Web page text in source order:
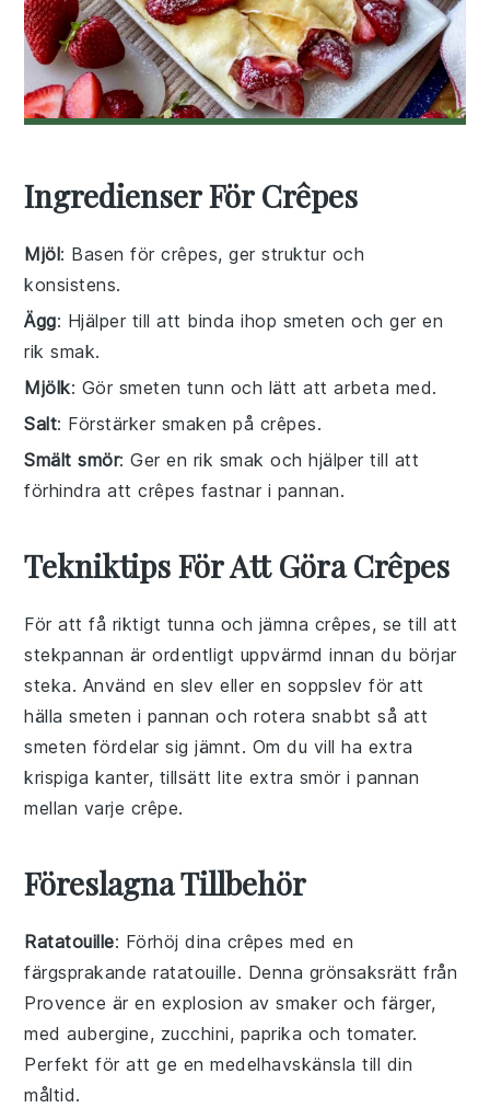
Ingredienser För Crêpes
Mjöl: Basen för crêpes, ger struktur och
konsistens.
Ägg: Hjälper till att binda ihop smeten och ger en
rik smak.
Mjölk: Gör smeten tunn och lätt att arbeta med.
Salt: Förstärker smaken på crêpes.
Smält smör: Ger en rik smak och hjälper till att
förhindra att crêpes fastnar i pannan.
Tekniktips För Att Göra Crêpes
För att få riktigt tunna och jämna crêpes, se till att
stekpannan är ordentligt uppvärmd innan du börjar
steka. Använd en slev eller en soppslev för att
hälla smeten i pannan och rotera snabbt så att
smeten fördelar sig jämnt. Om du vill ha extra
krispiga kanter, tillsätt lite extra smör i pannan
mellan varje crêpe.
Föreslagna Tillbehör
Ratatouille: Förhöj dina crêpes med en
färgsprakanderatatouille. Denna grönsaksrätt från
Provence är en explosion av smaker och färger,
medaubergine, zucchini, paprika och tomater.
Perfekt för att ge en medelhavskänsla till din
måltid.